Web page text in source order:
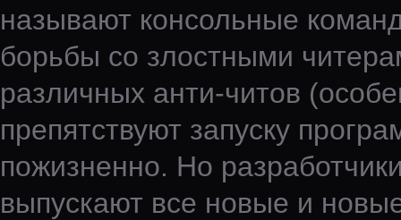
называют консольные
борьбы со злостными
различных анти-читов
препятствуют запуску
пожизненно. Но
выпускают все новые и